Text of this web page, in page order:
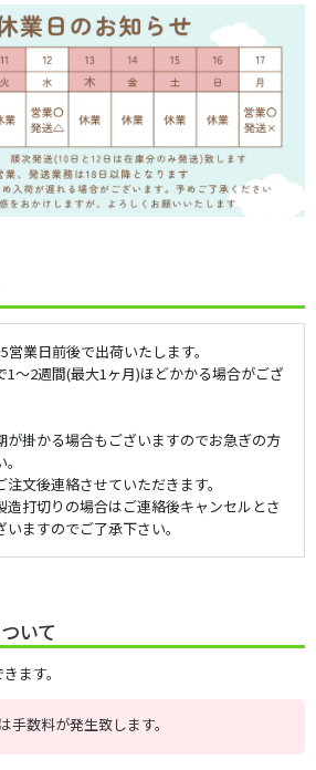
業日前後で出荷いたします。
～2週間(最大1ヶ月)ほどかかる場合がござ
が掛かる場合もございますのでお急ぎの方
文後連絡させていただきます。
造打切りの場合はご連絡後キャンセルとさ
ますのでご了承下さい。
いて
ます。
手数料が発生致します。